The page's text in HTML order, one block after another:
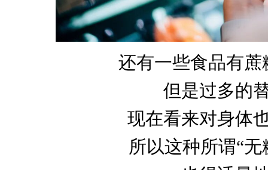
还有一些食品有蔗
但是过多的
现在看来对身体
所以这种所谓“无